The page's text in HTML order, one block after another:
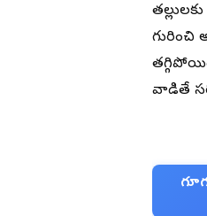
గురించి
వాడితే